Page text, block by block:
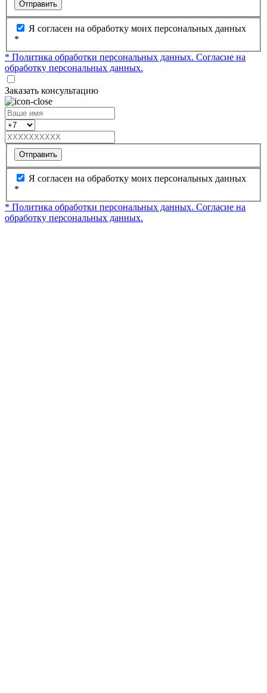
Отправить
Я согласен на обработку моих персональных данных
*
* Политика обработки персональных данных. Согласие на
обработку персональных данных.
Заказать консультацию
Отправить
Я согласен на обработку моих персональных данных
*
* Политика обработки персональных данных. Согласие на
обработку персональных данных.